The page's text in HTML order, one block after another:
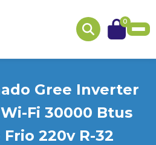
0
Gree Inverter
Fi 30000 Btus
220v R-32